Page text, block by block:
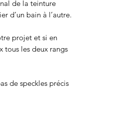
de la teinture
d’un bain à l’autre.
projet et si en
tous les deux rangs
de speckles précis